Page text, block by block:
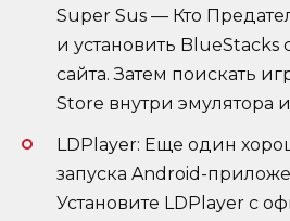
Super Sus — Кто
и установить
сайта. Затем поискать
Store внутри эмулятора
LDPlayer: Еще один
запуска Android-
Установите LDPlayer с